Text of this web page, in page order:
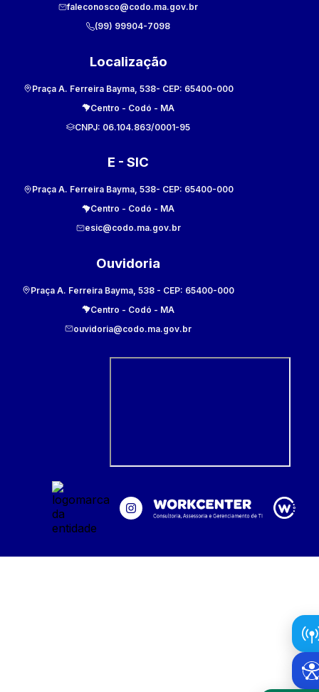
faleconosco@codo.ma.gov.br
(99) 99904-7098
Localização
Praça A. Ferreira Bayma, 538- CEP: 65400-000
Centro - Codó - MA
CNPJ: 06.104.863/0001-95
E - SIC
Praça A. Ferreira Bayma, 538- CEP: 65400-000
Centro - Codó - MA
esic@codo.ma.gov.br
Ouvidoria
Praça A. Ferreira Bayma, 538 - CEP: 65400-000
Centro - Codó - MA
ouvidoria@codo.ma.gov.br